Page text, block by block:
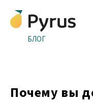
БЛОГ
Почему вы